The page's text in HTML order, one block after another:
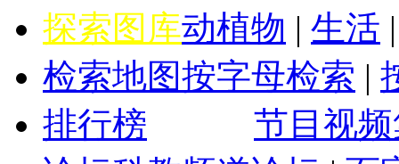
探索图库动植物 | 生活
检索地图按字母检索 |
排行榜
节目视